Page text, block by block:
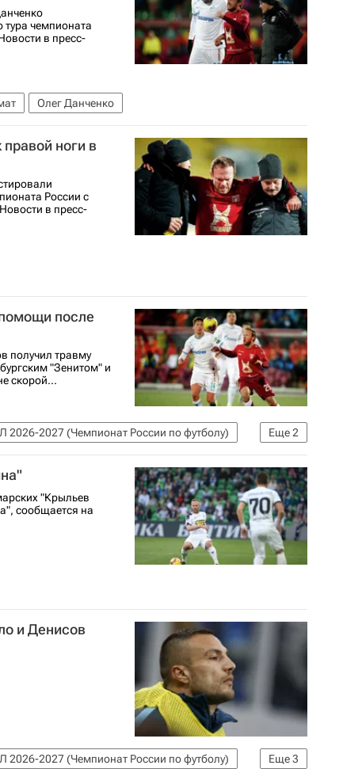
тура чемпионата
в пресс-
Олег Данченко
ноги в
России с
в пресс-
после
получил травму
"Зенитом" и
скорой...
Еще2
2026-2027 (Чемпионат России по футболу)
"Крыльев
сообщается на
и Денисов
Еще3
2026-2027 (Чемпионат России по футболу)